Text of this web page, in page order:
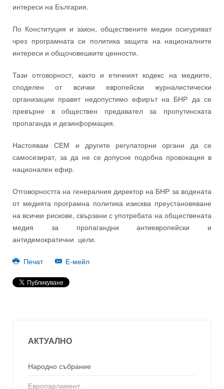
интереси на България.
По Конституция и закон, обществените медии осигуряват
чрез програмната си политика защита на националните
интереси и общочовешките ценности.
Тази отговорност, както и етичният кодекс на медиите,
споделен от всички европейски журналистически
организации правят недопустимо ефирът на БНР да се
превърне в обществен предавател за пропутинската
пропаганда и дезинформация.
Настоявам СЕМ и другите регулаторни органи да се
самосезират, за да не се допусне подобна провокация в
национален ефир.
Отговорността на генералния директор на БНР за водената
от медията програмна политика изисква преустановяване
на всички рискове, свързани с употребата на обществената
медия за пропагандни антиевропейски и
антидемократични цели.
Печат Е-мейл
АКТУАЛНО
Народно събрание
Европарламент